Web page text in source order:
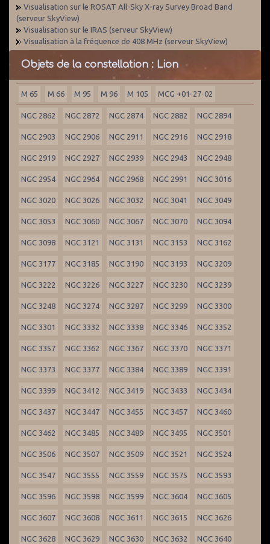
Visualisation sur le ROSAT All-Sky X-ray Survey Broad Band
(serveur SkyView)
Visualisation sur le IRAS (serveur SkyView)
Visualisation à la fréquence de 408 MHz (serveur SkyView)
Objets de la constellation : Lion
M 65 M 66 M 95 M 96 M 105 MCG +01-27-02
NGC 2862 NGC 2872 NGC 2874 NGC 2882 NGC 2894
NGC 2903 NGC 2906 NGC 2911 NGC 2916 NGC 2918
NGC 2919 NGC 2927 NGC 2939 NGC 2943 NGC 2948
NGC 2954 NGC 2964 NGC 2968 NGC 2991 NGC 3016
NGC 3020 NGC 3026 NGC 3032 NGC 3041 NGC 3049
NGC 3053 NGC 3060 NGC 3067 NGC 3070 NGC 3094
NGC 3098 NGC 3121 NGC 3131 NGC 3153 NGC 3162
NGC 3177 NGC 3185 NGC 3190 NGC 3193 NGC 3209
NGC 3222 NGC 3226 NGC 3227 NGC 3230 NGC 3239
NGC 3248 NGC 3274 NGC 3287 NGC 3299 NGC 3300
NGC 3301 NGC 3332 NGC 3338 NGC 3346 NGC 3352
NGC 3357 NGC 3362 NGC 3367 NGC 3370 NGC 3371
NGC 3373 NGC 3377 NGC 3384 NGC 3389 NGC 3391
NGC 3399 NGC 3412 NGC 3419 NGC 3433 NGC 3434
NGC 3437 NGC 3447 NGC 3455 NGC 3457 NGC 3460
NGC 3462 NGC 3485 NGC 3489 NGC 3495 NGC 3501
NGC 3506 NGC 3507 NGC 3509 NGC 3521 NGC 3524
NGC 3547 NGC 3555 NGC 3559 NGC 3575 NGC 3593
NGC 3596 NGC 3598 NGC 3599 NGC 3604 NGC 3605
NGC 3607 NGC 3608 NGC 3611 NGC 3615 NGC 3626
NGC 3628 NGC 3629 NGC 3630 NGC 3632 NGC 3640